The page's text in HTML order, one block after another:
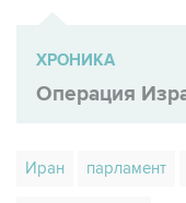
ХРОНИКА
Операция
Иран парламент